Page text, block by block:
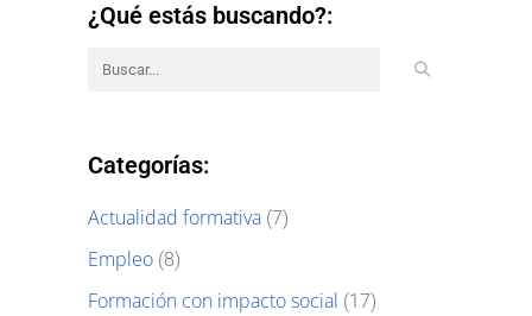
¿Qué estás buscando?:
Categorías:
Actualidad formativa (7)
Empleo (8)
Formación con impacto social (17)